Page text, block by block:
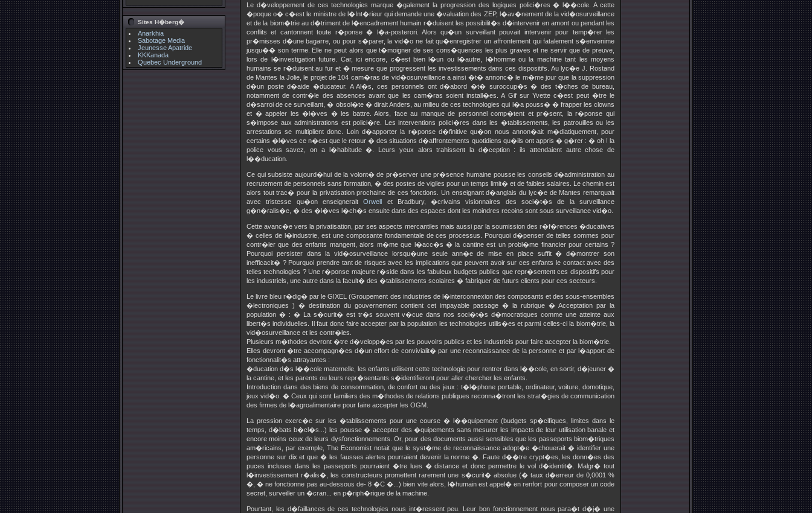
Sites H�berg�
Anarkhia
Sabotage Media
Jeunesse Apatride
KKKanada
Quebec Underground
Le d�veloppement de ces technologies marque �galement la progression des logiques polici�res � l��cole. A cette
�poque o� c�est le ministre de l�Int�rieur qui demande une �valuation des ZEP, l�av�nement de la vid�osurveillance
et de la biom�trie au d�triment de l�encadrement humain r�duisent les possibilit�s d�intervenir en amont ou pendant les
conflits et cantonnent toute r�ponse � l�a-posterori. Alors qu�un surveillant pouvait intervenir pour temp�rer les
pr�misses d�une bagarre, ou pour s�parer, la vid�o ne fait qu�enregistrer un affrontement qui fatalement s�envenime
jusqu�� son terme. Elle ne peut alors que t�moigner de ses cons�quences les plus graves et ne servir que de preuve,
lors de l�investigation future. Car, ici encore, c�est bien l�un ou l�autre, l�homme ou la machine tant les moyens
humains se r�duisent au fur et � mesure que progressent les investissements dans ces dispositifs. Au lyc�e J. Rostand
de Mantes la Jolie, le projet de 104 cam�ras de vid�osurveillance a ainsi �t� annonc� le m�me jour que la suppression
d�un poste d�aide �ducateur. A Al�s, ces personnels ont d�abord �t� suroccup�s � des t�ches de bureau,
notamment de contr�le des absences avant que les cam�ras soient install�es. A Gif sur Yvette c�est peut �tre le
d�sarroi de ce surveillant, � obsol�te � dirait Anders, au milieu de ces technologies qui l�a pouss� � frapper les clowns
et � appeler les �l�ves � les battre. Alors, face au manque de personnel comp�tent et pr�sent, la r�ponse qui
s�impose aux administrations est polici�re. Les interventions polici�res dans les �tablissements, les patrouilles ou les
arrestations se multiplient donc. Loin d�apporter la r�ponse d�finitive qu�on nous annon�ait m�diatiquement, pour
certains �l�ves ce n�est que le retour � des situations d�affrontements quotidiens qu�ils ont appris � g�rer : � oh ! la
police vous savez, on a l�habitude �. Leurs yeux alors trahissent la d�ception : ils attendaient autre chose de
l��ducation.
Ce qui subsiste aujourd�hui de la volont� de pr�server une pr�sence humaine pousse les conseils d�administration au
recrutement de personnels sans formation, � des postes de vigiles pour un temps limit� et de faibles salaires. Le chemin est
alors tout trac� pour la privatisation prochaine de ces fonctions. Un enseignant d�anglais du lyc�e de Mantes remarquait
avec tristesse qu�on enseigneraitOrwell et Bradbury, �crivains visionnaires des soci�t�s de la surveillance
g�n�ralis�e, � des �l�ves l�ch�s ensuite dans des espaces dont les moindres recoins sont sous surveillance vid�o.
Cette avanc�e vers la privatisation, par ses aspects mercantiles mais aussi par la soumission des r�f�rences �ducatives
� celles de l�industrie, est une composante fondamentale de ces processus. Pourquoi d�penser de telles sommes pour
contr�ler que des enfants mangent, alors m�me que l�acc�s � la cantine est un probl�me financier pour certains ?
Pourquoi persister dans la vid�osurveillance lorsqu�une seule ann�e de mise en place suffit � d�montrer son
inefficacit� ? Pourquoi prendre tant de risques avec les implications que peuvent avoir sur ces enfants le contact avec des
telles technologies ? Une r�ponse majeure r�side dans les fabuleux budgets publics que repr�sentent ces dispositifs pour
les industriels, une autre dans la facult� des �tablissements scolaires � fabriquer de futurs clients pour ces secteurs.
Le livre bleu r�dig� par le GIXEL (Groupement des industries de l�interconnexion des composants et des sous-ensembles
�lectroniques ) � destination du gouvernement contient cet impayable passage � la rubrique � Acceptation par la
population � : � La s�curit� est tr�s souvent v�cue dans nos soci�t�s d�mocratiques comme une atteinte aux
libert�s individuelles. Il faut donc faire accepter par la population les technologies utilis�es et parmi celles-ci la biom�trie, la
vid�osurveillance et les contr�les.
Plusieurs m�thodes devront �tre d�velopp�es par les pouvoirs publics et les industriels pour faire accepter la biom�trie.
Elles devront �tre accompagn�es d�un effort de convivialit� par une reconnaissance de la personne et par l�apport de
fonctionnalit�s attrayantes :
�ducation d�s l��cole maternelle, les enfants utilisent cette technologie pour rentrer dans l��cole, en sortir, d�jeuner �
la cantine, et les parents ou leurs repr�sentants s�identifieront pour aller chercher les enfants.
Introduction dans des biens de consommation, de confort ou des jeux : t�l�phone portable, ordinateur, voiture, domotique,
jeux vid�o. � Ceux qui sont familiers des m�thodes de relations publiques reconna�tront les strat�gies de communication
des firmes de l�agroalimentaire pour faire accepter les OGM.
La pression exerc�e sur les �tablissements pour une course � l��quipement (budgets sp�cifiques, limites dans le
temps, d�bats b�cl�s...) les pousse � accepter des �quipements sans mesurer les impacts de leur utilisation banale et
encore moins ceux de leurs dysfonctionnements. Or, pour des documents aussi sensibles que les passeports biom�triques
am�ricains, par exemple, The Economist notait que le syst�me de reconnaissance adopt�e �chouerait � identifier une
personne sur dix et que � les fausses alertes pourraient devenir la norme �. Faute d��tre crypt�es, les donn�es des
puces incluses dans les passeports pourraient �tre lues � distance et donc permettre le vol d�identit�. Malgr� tout
l�investissement r�alis�, les constructeurs promettent rarement une s�curit� absolue (� taux d�erreur de 0,0001 %
�, � ne fonctionne pas au-dessous de- 8 �C �...) bien vite alors, l�humain est appel� en renfort pour composer un code
secret, surveiller un �cran... en p�riph�rique de la machine.
Pourtant, les d�faillances de ces technologies nous int�ressent peu. Leur bon fonctionnement nous para�t d�j� une